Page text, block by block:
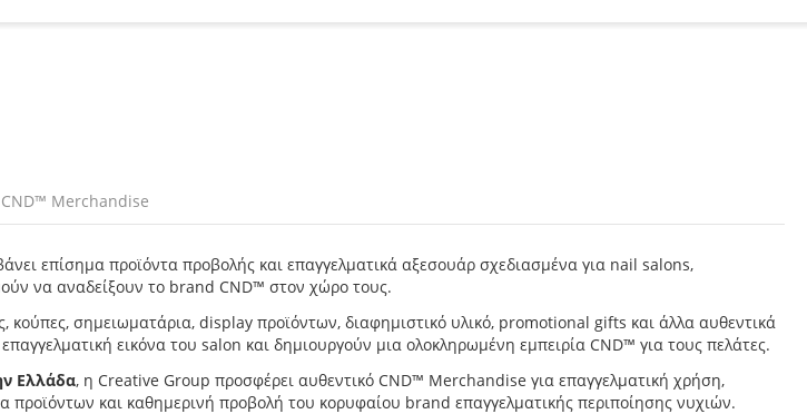
CND™ Merchandise
επίσημα προϊόντα προβολής και επαγγελματικά αξεσουάρ σχεδιασμένα για nail salons,
να αναδείξουν το brand CND™ στον χώρο τους.
κούπες, σημειωματάρια, display προϊόντων, διαφημιστικό υλικό, promotional gifts και άλλα αυθεντικά
εικόνα του salon και δημιουργούν μια ολοκληρωμένη εμπειρία CND™ για τους πελάτες.
Ελλάδα, η Creative Group προσφέρει αυθεντικό CND™ Merchandise για επαγγελματική χρήση,
προϊόντων και καθημερινή προβολή του κορυφαίου brand επαγγελματικής περιποίησης νυχιών.